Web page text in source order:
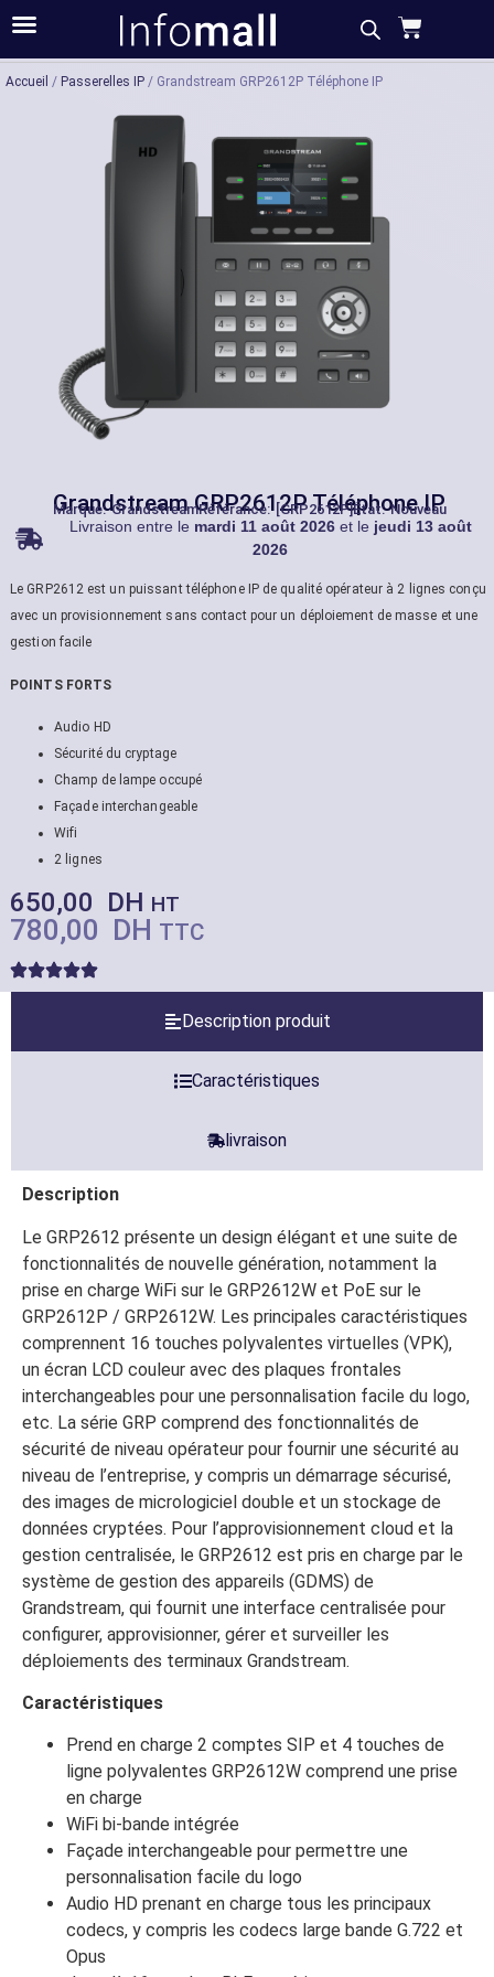
Acheter Description Caractéristiques
Accueil / Passerelles IP / Grandstream GRP2612P Téléphone IP
Grandstream GRP2612P Téléphone IP
Marque:GrandstreamRéférance: [GRP2612P]État: Nouveau
Livraison entre le mardi 11 août 2026et le jeudi 13 août
2026
Le GRP2612 est un puissant téléphone IP de qualité opérateur à 2 lignes conçu
avec un provisionnement sans contact pour un déploiement de masse et une
gestion facile
POINTS FORTS
Audio HD
Sécurité du cryptage
Champ de lampe occupé
Façade interchangeable
Wifi
2 lignes
650,00 DH HT
780,00 DH TTC
Description produit
Caractéristiques
livraison
Description
Le GRP2612 présente un design élégant et une suite de
fonctionnalités de nouvelle génération, notamment la
prise en charge WiFi sur le GRP2612W et PoE sur le
GRP2612P / GRP2612W. Les principales caractéristiques
comprennent 16 touches polyvalentes virtuelles (VPK),
un écran LCD couleur avec des plaques frontales
interchangeables pour une personnalisation facile du logo,
etc. La série GRP comprend des fonctionnalités de
sécurité de niveau opérateur pour fournir une sécurité au
niveau de l’entreprise, y compris un démarrage sécurisé,
des images de micrologiciel double et un stockage de
données cryptées. Pour l’approvisionnement cloud et la
gestion centralisée, le GRP2612 est pris en charge par le
système de gestion des appareils (GDMS) de
Grandstream, qui fournit une interface centralisée pour
configurer, approvisionner, gérer et surveiller les
déploiements des terminaux Grandstream.
Caractéristiques
Prend en charge 2 comptes SIP et 4 touches de
ligne polyvalentes GRP2612W comprend une prise
en charge
WiFi bi-bande intégrée
Façade interchangeable pour permettre une
personnalisation facile du logo
Audio HD prenant en charge tous les principaux
codecs, y compris les codecs large bande G.722 et
Opus